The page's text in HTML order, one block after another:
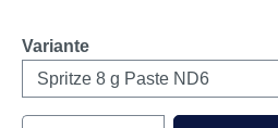
Varianteauswählen